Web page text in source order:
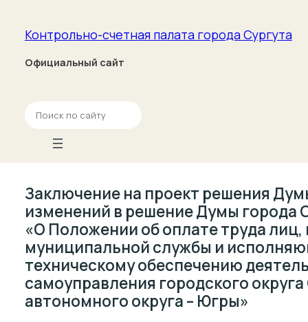
Контрольно-счетная палата­ города Сургута
Официальный сайт
П
о
Заключение на проект решения
изменений в решение Думы города
«О Положении об оплате труда
муниципальной службы и
техническому обеспечению
самоуправления городского
автономного округа – Югры»